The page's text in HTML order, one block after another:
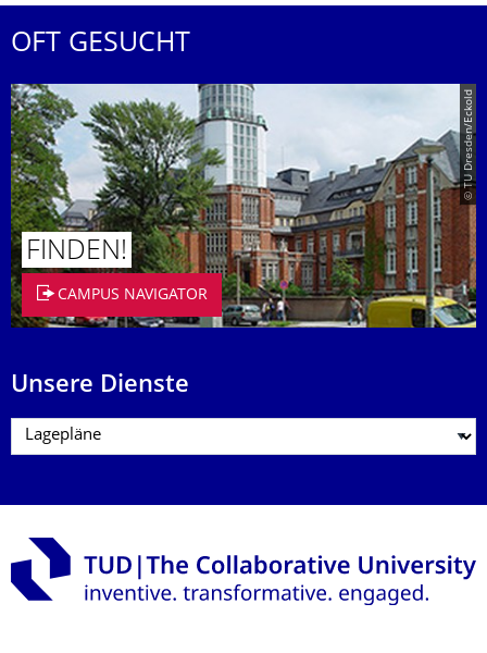
OFT GESUCHT
© TU Dresden/Eckold
FINDEN!
CAMPUS NAVIGATOR
Unsere Dienste